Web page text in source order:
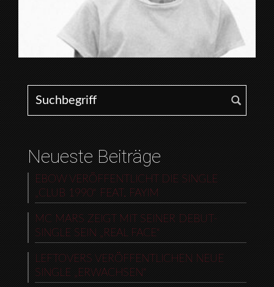
Search for:
Neueste Beiträge
EBOW VERÖFFENTLICHT DIE SINGLE
„CLUB 1990“ FEAT. FAYIM
MC MARS ZEIGT MIT SEINER DEBUT-
SINGLE SEIN „REAL FACE“
LEFTOVERS VERÖFFENTLICHEN NEUE
SINGLE „ERWACHSEN“